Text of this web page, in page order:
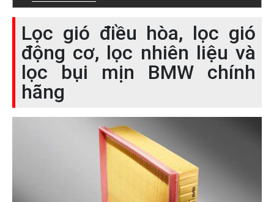
Lọc gió điều hòa, lọc gió
động cơ, lọc nhiên liệu và
lọc bụi mịn BMW chính
hãng